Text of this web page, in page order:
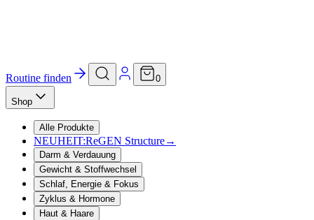
Routine finden 0
Shop
Alle Produkte
NEUHEIT:ReGEN Structure→
Darm & Verdauung
Gewicht & Stoffwechsel
Schlaf, Energie & Fokus
Zyklus & Hormone
Haut & Haare